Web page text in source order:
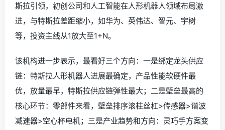
斯拉引领，初创公司和人工智能在人形机器人领域布局激
进，与特斯拉差距缩小，如华为、英伟达、智元、宇树
等，投资主线从1放大至1+N。
该机构进一步表示，最看好三个方向：一是绑定龙头供应
链：特斯拉人形机器人进展最确定，产品性能软硬件最
优，放量最早，特斯拉供应链弹性最大；二是壁垒最高的
核心环节：零部件来看，壁垒排序滚柱丝杠>传感器>谐波
减速器>空心杯电机；三是产业趋势和方向：灵巧手方案变